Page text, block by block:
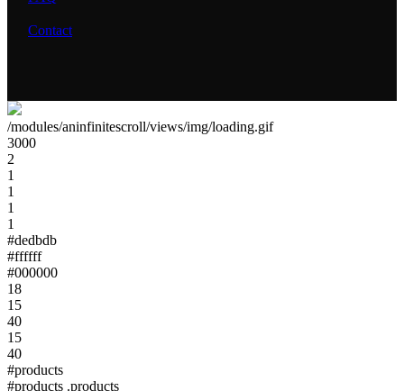
Contact
/modules/aninfinitescroll/views/img/loading.gif
3000
2
1
1
1
1
#dedbdb
#ffffff
#000000
18
15
40
15
40
#products
#products .products